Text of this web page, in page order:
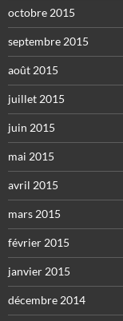
octobre 2015
septembre 2015
août 2015
juillet 2015
juin 2015
mai 2015
avril 2015
mars 2015
février 2015
janvier 2015
décembre 2014